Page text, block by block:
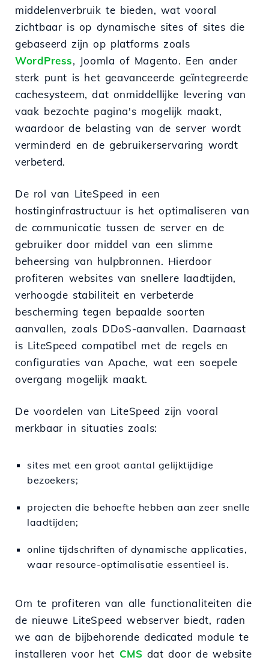
middelenverbruik te bieden, wat vooral
zichtbaar is op dynamische sites of sites die
gebaseerd zijn op platforms zoals
WordPress, Joomla of Magento. Een ander
sterk punt is het geavanceerde geïntegreerde
cachesysteem, dat onmiddellijke levering van
vaak bezochte pagina's mogelijk maakt,
waardoor de belasting van de server wordt
verminderd en de gebruikerservaring wordt
verbeterd.
De rol van LiteSpeed in een
hostinginfrastructuur is het optimaliseren van
de communicatie tussen de server en de
gebruiker door middel van een slimme
beheersing van hulpbronnen. Hierdoor
profiteren websites van snellere laadtijden,
verhoogde stabiliteit en verbeterde
bescherming tegen bepaalde soorten
aanvallen, zoals DDoS-aanvallen. Daarnaast
is LiteSpeed compatibel met de regels en
configuraties van Apache, wat een soepele
overgang mogelijk maakt.
De voordelen van LiteSpeed zijn vooral
merkbaar in situaties zoals:
sites met een groot aantal gelijktijdige
bezoekers;
projecten die behoefte hebben aan zeer snelle
laadtijden;
online tijdschriften of dynamische applicaties,
waar resource-optimalisatie essentieel is.
Om te profiteren van alle functionaliteiten die
de nieuwe LiteSpeed webserver biedt, raden
we aan de bijbehorende dedicated module te
installeren voor het CMS dat door de website